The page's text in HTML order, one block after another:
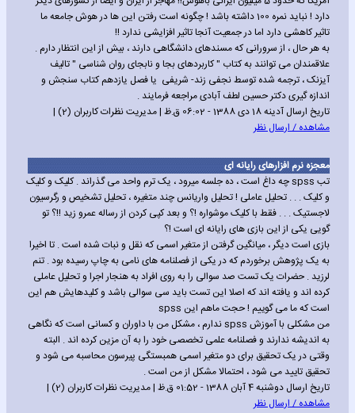
دارد ! نباید نمره 100 داشته باشد ! چگونه است رفتن این ها در هوش جامعه ما
تاثیر کاهشی دارد اما در جمعیت آنجا تاثیر افزایشی ندارد !!
به هر حال ، از سرورانی که مسندهای دانشگاهی دارند ، بیش از این انتظار دارم .
علاقمندان می توانند به کتاب " کاربردهای بجا و نابجای روان شناسی " تالیف
آیزنک ، ترجمه شده توسط نجفی زند- شریفی یا فصل یازدهم کتاب سنجش و
اندازه گیری دکتر حسین لطف آبادی مراجعه فرمایند .
تاریخ ارسال آدینه 18 دی 1388 - 06:02 ق.ظ | مدیریت نظرات کاربران (2) |
مشاهده / ارسال نظر
معجزه نرم افزارهای رایانه ای
تب spss چه داغ است ، ده جلسه میرود ، یک ترم واحد می گذراند . کلیک و کلیک
و کلیک . . . تحلیل عاملی ! تحلیل واریانس چند متغیره ، تحلیل تشخیص و رگرسیون
لاجستیک . . . فقط با کلیک موشواره !؟ و بعد کپی کردن از رساله عمرو زید !!؟ تو
گویی یکی از این بازی های رایانه ای است !؟
بازی است دیگر ، میانگین گرفتن از متغیر اسمی که نقل و نبات شده است . تا اخیرا
به یک پژوهش برخوردم که در یکی از فصلنامه های نامی به چاپ رسیده بود . تنم
لرزید . حضرات یک تست صد سوالی را به روی افراد به هنجار اجرا و تحلیل عاملی
کرده اند و یافته اند که اصلا این تست باید سی سوالی باشد و کلیدهایش هم این
است که ما می گوییم ! حجت ماهم این spss
من مشکلی با آموزش spss ندارم ، مشکل من با داوران و کسانی است که نگاهی
به اندیشه ندارند و فصلنامه علمی تخصصی خود را به آن مزین کرده اند . البته
وقتی در یک تحقیق برای دو متغیر اسمی همبستگی پیرسون محاسبه می شود و
تحقیق تایید می شود ، احتمالا مشکل از من است .
تاریخ ارسال دوشنبه 4 آبان 1388 - 01:52 ق.ظ | مدیریت نظرات کاربران (2) |
مشاهده / ارسال نظر